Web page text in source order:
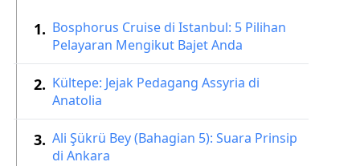
Bosphorus Cruise di Istanbul: 5 Pilihan
Pelayaran Mengikut Bajet Anda
Kültepe: Jejak Pedagang Assyria di
Anatolia
Ali Şükrü Bey (Bahagian 5): Suara Prinsip
di Ankara